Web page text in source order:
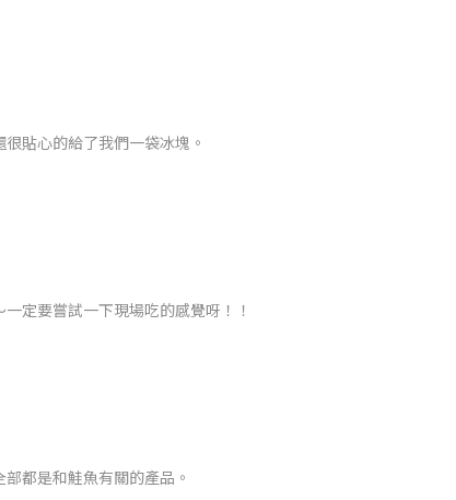
貼心的給了我們一袋冰塊。
定要嘗試一下現場吃的感覺呀！！
都是和鮭魚有關的產品。